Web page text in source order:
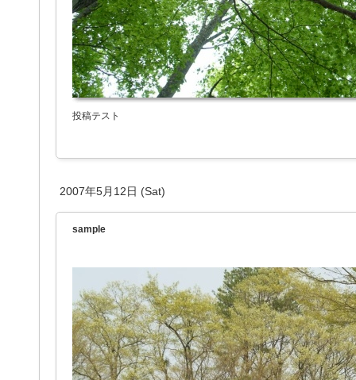
投稿テスト
2007年5月12日 (Sat)
sample